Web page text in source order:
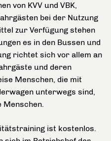
von KVV und VBK,
bei der Nutzung
zur Verfügung stehen
es in den Bussen und
richtet sich vor allem an
und deren
Menschen, die mit
unterwegs sind,
Menschen.
ist kostenlos.